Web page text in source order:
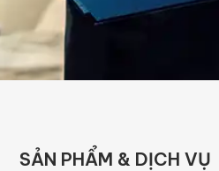
SẢN PHẨM & DỊCH VỤ